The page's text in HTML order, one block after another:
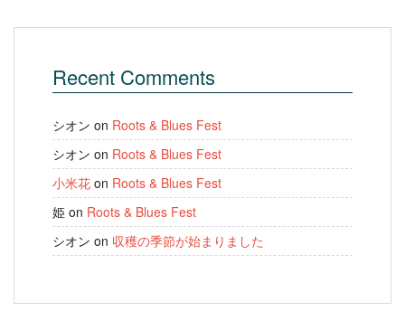
Recent Comments
シオン on Roots & Blues Fest
シオン on Roots & Blues Fest
小米花 on Roots & Blues Fest
姫 on Roots & Blues Fest
シオン on 収穫の季節が始まりました